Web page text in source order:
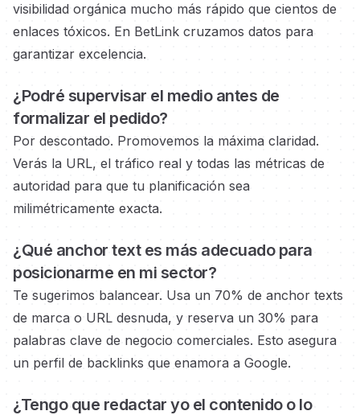
visibilidad orgánica mucho más rápido que cientos de
enlaces tóxicos. En BetLink cruzamos datos para
garantizar excelencia.
¿Podré supervisar el medio antes de
formalizar el pedido?
Por descontado. Promovemos la máxima claridad.
Verás la URL, el tráfico real y todas las métricas de
autoridad para que tu planificación sea
milimétricamente exacta.
¿Qué anchor text es más adecuado para
posicionarme en mi sector?
Te sugerimos balancear. Usa un 70% de anchor texts
de marca o URL desnuda, y reserva un 30% para
palabras clave de negocio comerciales. Esto asegura
un perfil de backlinks que enamora a Google.
¿Tengo que redactar yo el contenido o lo